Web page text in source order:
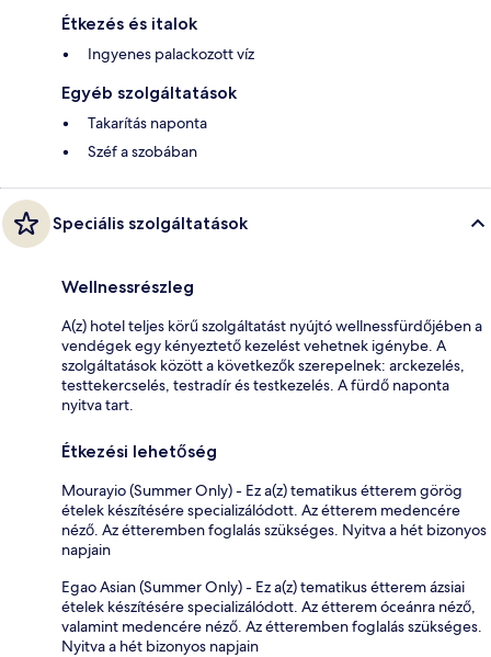
Étkezés és italok
Ingyenes palackozott víz
Egyéb szolgáltatások
Takarítás naponta
Széf a szobában
Speciális szolgáltatások
Wellnessrészleg
A(z) hotel teljes körű szolgáltatást nyújtó wellnessfürdőjében a
vendégek egy kényeztető kezelést vehetnek igénybe. A
szolgáltatások között a következők szerepelnek: arckezelés,
testtekercselés, testradír és testkezelés. A fürdő naponta
nyitva tart.
Étkezési lehetőség
Mourayio (Summer Only) - Ez a(z) tematikus étterem görög
ételek készítésére specializálódott. Az étterem medencére
néző. Az étteremben foglalás szükséges. Nyitva a hét bizonyos
napjain
Egao Asian (Summer Only) - Ez a(z) tematikus étterem ázsiai
ételek készítésére specializálódott. Az étterem óceánra néző,
valamint medencére néző. Az étteremben foglalás szükséges.
Nyitva a hét bizonyos napjain